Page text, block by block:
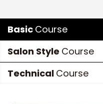
シ
ッ
ク
コ
ス
Basic Course
Salon Style Course
Technical Course